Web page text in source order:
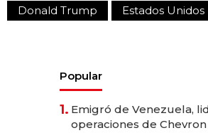
Donald Trump Estados Unidos
Popular
1. Emigró de Venezuela,
operaciones de